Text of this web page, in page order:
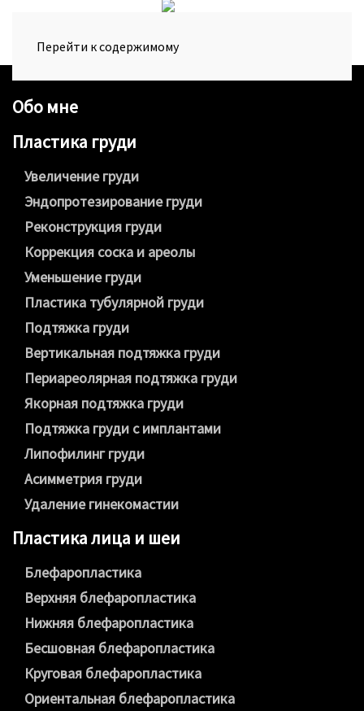
Перейти к содержимому
Обо мне
Пластика груди
Увеличение груди
Эндопротезирование груди
Реконструкция груди
Коррекция соска и ареолы
Уменьшение груди
Пластика тубулярной груди
Подтяжка груди
Вертикальная подтяжка груди
Периареолярная подтяжка груди
Якорная подтяжка груди
Подтяжка груди с имплантами
Липофилинг груди
Асимметрия груди
Удаление гинекомастии
Пластика лица и шеи
Блефаропластика
Верхняя блефаропластика
Нижняя блефаропластика
Бесшовная блефаропластика
Круговая блефаропластика
Ориентальная блефаропластика